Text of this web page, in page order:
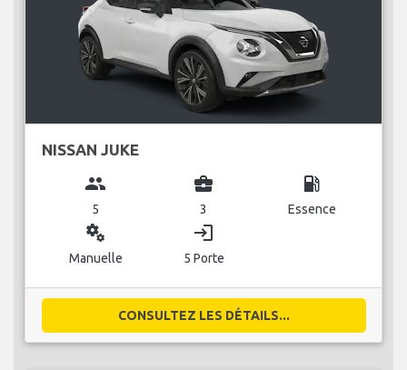
NISSAN JUKE
group
5
business_center
3
local_gas_station
Essence
miscellaneous_services
Manuelle
login
5 Porte
CONSULTEZ LES DÉTAILS...